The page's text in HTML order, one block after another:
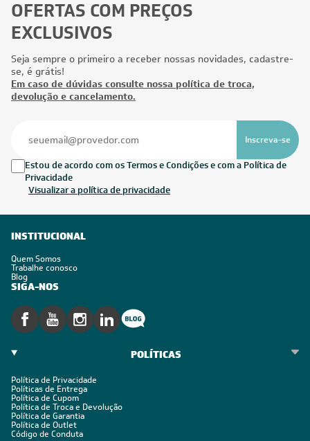
OFERTAS COM PREÇOS
EXCLUSIVOS
Seja sempre o primeiro a receber nossas novidades, cadastre-
se, é grátis!
Em caso de dúvidas consulte nossa política de troca,
devolução e cancelamento.
Inscreva-se
Estou de acordo com os Termos e Condições e com a Política de
Privacidade
Visualizar a política de privacidade
INSTITUCIONAL
Quem Somos
Trabalhe conosco
Blog
SIGA-NOS
POLÍTICAS
Política de Privacidade
Políticas de Entrega
Política de Cupom
Política de Troca e Devolução
Política de Garantia
Política de Outlet
Código de Conduta